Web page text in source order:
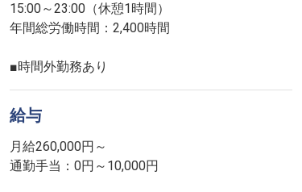
15:00～23:00（休憩1時間）
年間総労働時間：2,400時間
■時間外勤務あり
給与
月給260,000円～
通勤手当：0円～10,000円